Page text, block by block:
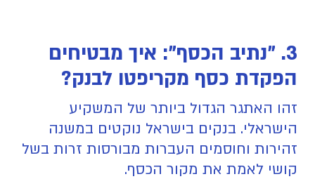
3. "נתיב הכסף": איך מבטיחים
הפקדת כסף מקריפטו לבנק?
זהו האתגר הגדול ביותר של המשקיע
הישראלי. בנקים בישראל נוקטים במשנה
זהירות וחוסמים העברות מבורסות זרות בשל
קושי לאמת את מקור הכסף.